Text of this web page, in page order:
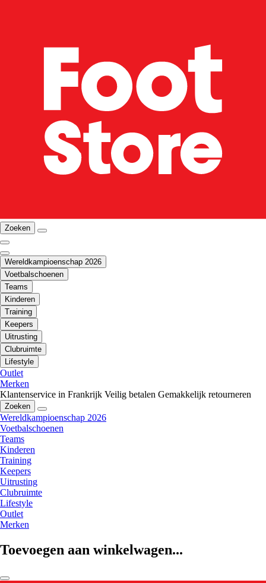
Zoeken
Wereldkampioenschap 2026
Voetbalschoenen
Teams
Kinderen
Training
Keepers
Uitrusting
Clubruimte
Lifestyle
Outlet
Merken
Klantenservice in Frankrijk Veilig betalen Gemakkelijk retourneren
Zoeken
Wereldkampioenschap 2026
Voetbalschoenen
Teams
Kinderen
Training
Keepers
Uitrusting
Clubruimte
Lifestyle
Outlet
Merken
Toevoegen aan winkelwagen...